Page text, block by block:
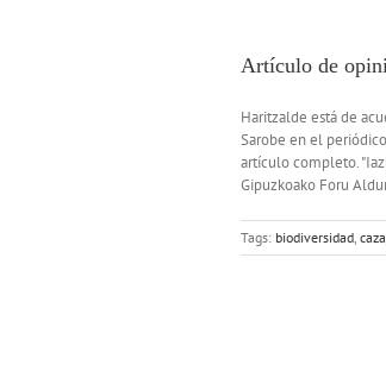
Artículo de
Haritzalde está de
Sarobe en el
artículo completo.
Gipuzkoako Foru
Tags: biodiversidad caza